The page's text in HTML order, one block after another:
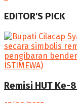
EDITOR'S PICK
Remisi HUT Ke-